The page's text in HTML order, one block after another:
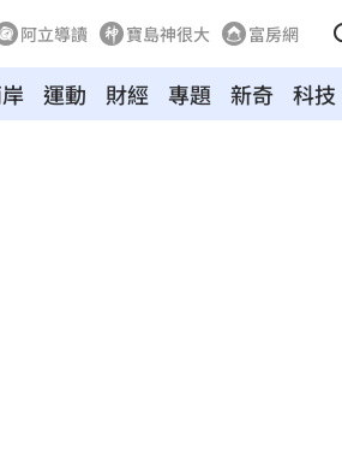
阿立導讀 寶島神很大 富房網
運動 財經 專題 新奇 科技